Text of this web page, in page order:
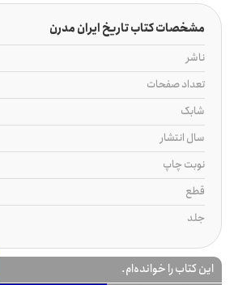
مشخصات کتاب تاریخ ایران مدرن
ناشر
تعداد صفحات
شابک
سال انتشار
نوبت چاپ
قطع
جلد
این کتاب را خوانده‌ام.